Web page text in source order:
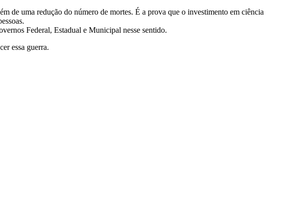
de uma redução do número de mortes. É a prova que o investimento em ciência
Federal, Estadual e Municipal nesse sentido.
essa guerra.